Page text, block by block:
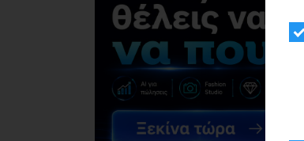
ΠΟΛΙΤΙΣΜΟΣ